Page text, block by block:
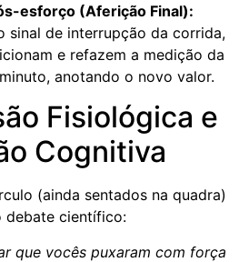
esforço (Aferição Final):
sinal de interrupção da corrida,
e refazem a medição da
anotando o novo valor.
Fisiológica e
Cognitiva
(ainda sentados na quadra)
debate científico:
que vocês puxaram com força